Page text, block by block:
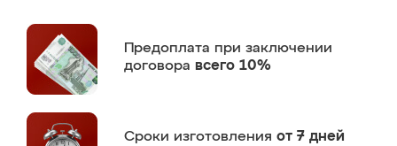
Предоплата при заключении
договора всего 10%
Сроки изготовления от 7 дней